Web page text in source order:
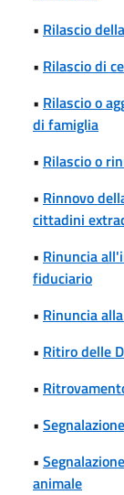
• Rilascio
• Rilascio di
• Rilascio o
di famiglia
• Rilascio o
• Rinnovo
cittadini
• Rinuncia
fiduciario
• Rinuncia
• Ritiro delle
•
•
•
animale